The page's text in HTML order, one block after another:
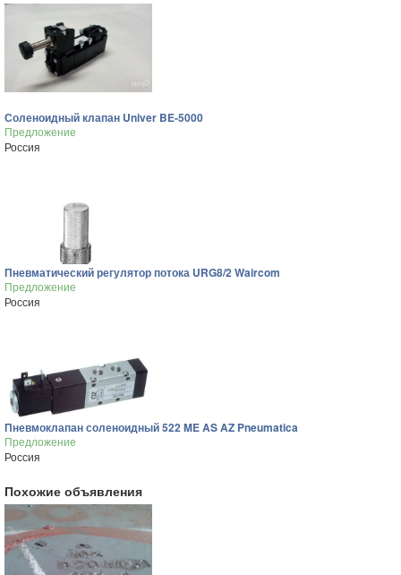
Соленоидный клапан Univer BE-5000
Предложение
Россия
Пневматический регулятор потока URG8/2 Waircom
Предложение
Россия
Пневмоклапан соленоидный 522 ME AS AZ Pneumatica
Предложение
Россия
Похожие объявления